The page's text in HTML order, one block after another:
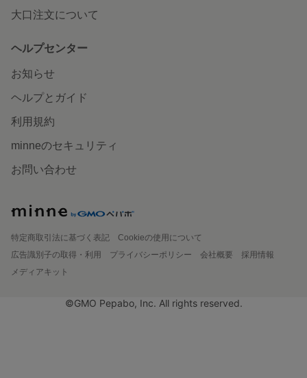
大口注文について
ヘルプセンター
お知らせ
ヘルプとガイド
利用規約
minneのセキュリティ
お問い合わせ
特定商取引法に基づく表記
Cookieの使用について
広告識別子の取得・利用
プライバシーポリシー 会社概要
採用情報
メディアキット
©GMO Pepabo, Inc. All rights reserved.